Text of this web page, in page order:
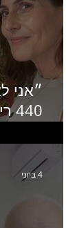
״אני
4 ביוני